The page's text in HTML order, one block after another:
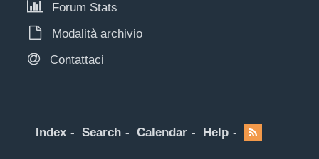
Forum Stats
Modalità archivio
Contattaci
Index Search Calendar Help